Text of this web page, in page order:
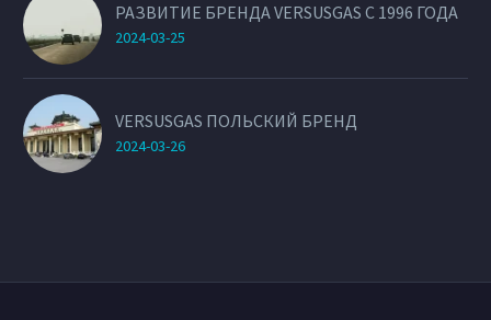
РАЗВИТИЕ БРЕНДА VERSUSGAS С 1996 ГОДА
2024-03-25
VERSUSGAS ПОЛЬСКИЙ БРЕНД
2024-03-26